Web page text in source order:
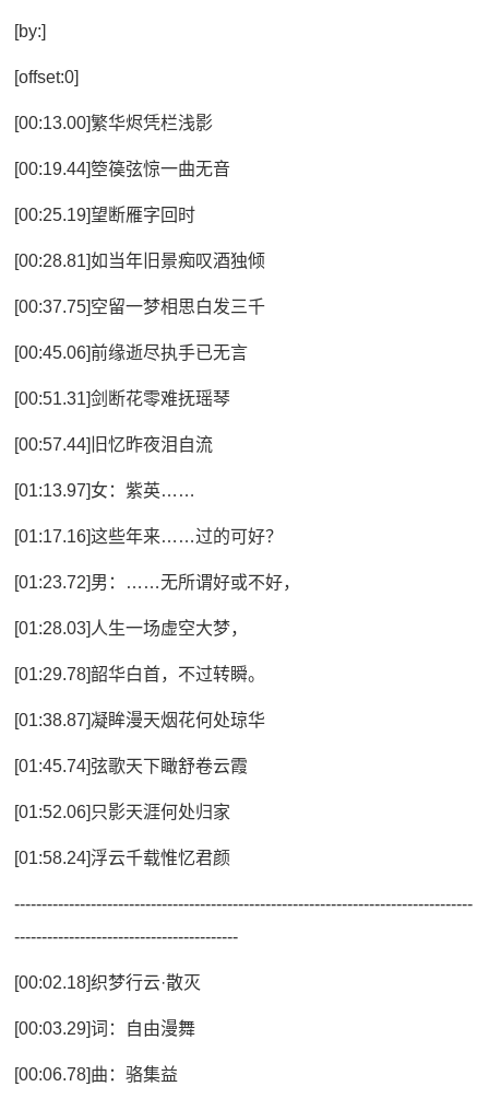
[by:]
[offset:0]
[00:13.00]繁华烬凭栏浅影
[00:19.44]箜篌弦惊一曲无音
[00:25.19]望断雁字回时
[00:28.81]如当年旧景痴叹酒独倾
[00:37.75]空留一梦相思白发三千
[00:45.06]前缘逝尽执手已无言
[00:51.31]剑断花零难抚瑶琴
[00:57.44]旧忆昨夜泪自流
[01:13.97]女：紫英……
[01:17.16]这些年来……过的可好？
[01:23.72]男：……无所谓好或不好，
[01:28.03]人生一场虚空大梦，
[01:29.78]韶华白首，不过转瞬。
[01:38.87]凝眸漫天烟花何处琼华
[01:45.74]弦歌天下瞰舒卷云霞
[01:52.06]只影天涯何处归家
[01:58.24]浮云千载惟忆君颜
------------------------------------------------------------------------------------
-----------------------------------------
[00:02.18]织梦行云·散灭
[00:03.29]词：自由漫舞
[00:06.78]曲：骆集益